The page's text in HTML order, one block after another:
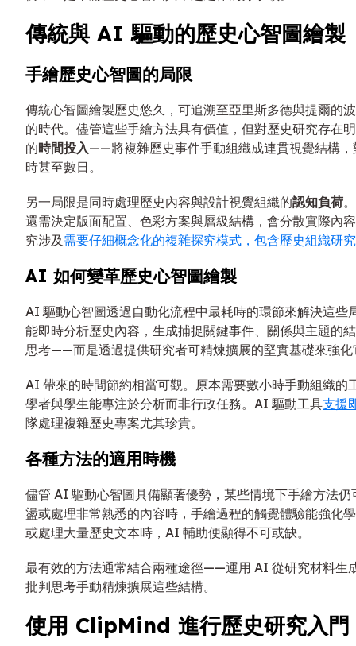
傳統與 AI 驅動的歷史心智圖繪製
手繪歷史心智圖的局限
傳統心智圖繪製歷史悠久，可追溯至亞里斯多德與提爾的
的時代。儘管這些手繪方法具有價值，但對歷史研究存在
的時間投入——將複雜歷史事件手動組織成連貫視覺結構
時甚至數日。
另一局限是同時處理歷史內容與設計視覺組織的認知負荷
還需決定版面配置、色彩方案與層級結構，會分散實際內
究涉及 需要仔細概念化的複雜探究模式，包含歷史組織研究
AI 如何變革歷史心智圖繪製
AI 驅動心智圖透過自動化流程中最耗時的環節來解決這些
能即時分析歷史內容，生成捕捉關鍵事件、關係與主題的
思考——而是透過提供研究者可精煉擴展的堅實基礎來強化
AI 帶來的時間節約相當可觀。原本需要數小時手動組織的
學者與學生能專注於分析而非行政任務。AI 驅動工具支援
隊處理複雜歷史專案尤其珍貴。
各種方法的適用時機
儘管 AI 驅動心智圖具備顯著優勢，某些情境下手繪方法
盪或處理非常熟悉的內容時，手繪過程的觸覺體驗能強化
或處理大量歷史文本時，AI 輔助便顯得不可或缺。
最有效的方法通常結合兩種途徑——運用 AI 從研究材料生
批判思考手動精煉擴展這些結構。
使用 ClipMind 進行歷史研究入門